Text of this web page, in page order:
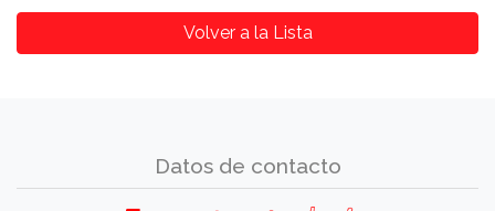
Volver a la Lista
Datos de contacto